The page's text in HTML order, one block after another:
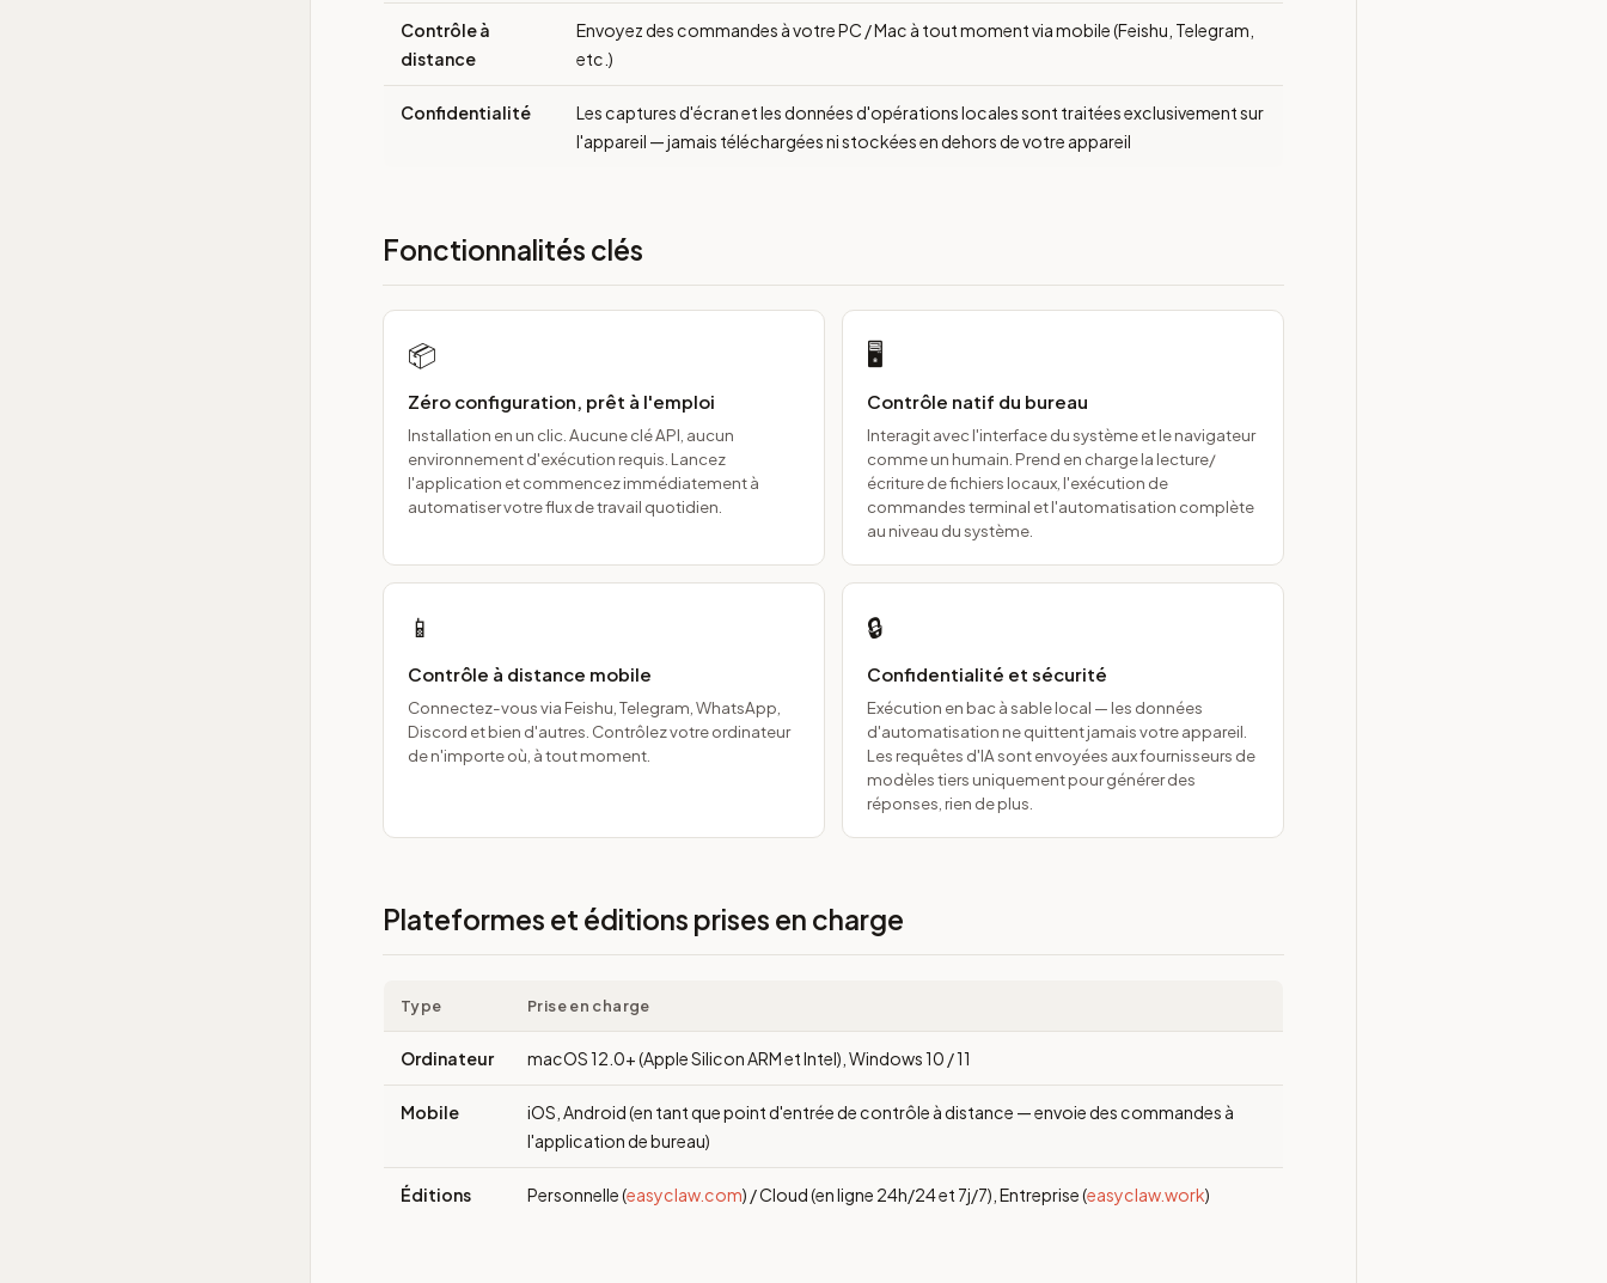
Contrôle à
distance
Envoyez des commandes à votre PC / Mac à tout moment via mobile (Feishu, Telegram,
etc.)
Confidentialité
Les captures d'écran et les données d'opérations locales sont traitées exclusivement sur
l'appareil — jamais téléchargées ni stockées en dehors de votre appareil
Fonctionnalités clés
📦
Zéro configuration, prêt à l'emploi
Installation en un clic. Aucune clé API, aucun
environnement d'exécution requis. Lancez
l'application et commencez immédiatement à
automatiser votre flux de travail quotidien.
🖥️
Contrôle natif du bureau
Interagit avec l'interface du système et le navigateur
comme un humain. Prend en charge la lecture/
écriture de fichiers locaux, l'exécution de
commandes terminal et l'automatisation complète
au niveau du système.
📱
Contrôle à distance mobile
Connectez-vous via Feishu, Telegram, WhatsApp,
Discord et bien d'autres. Contrôlez votre ordinateur
de n'importe où, à tout moment.
🔒
Confidentialité et sécurité
Exécution en bac à sable local — les données
d'automatisation ne quittent jamais votre appareil.
Les requêtes d'IA sont envoyées aux fournisseurs de
modèles tiers uniquement pour générer des
réponses, rien de plus.
Plateformes et éditions prises en charge
Type Prise en charge
Ordinateur macOS 12.0+ (Apple Silicon ARM et Intel), Windows 10 / 11
Mobile
iOS, Android (en tant que point d'entrée de contrôle à distance — envoie des commandes à
l'application de bureau)
Éditions Personnelle (easyclaw.com) / Cloud (en ligne 24h/24 et 7j/7), Entreprise (easyclaw.work)